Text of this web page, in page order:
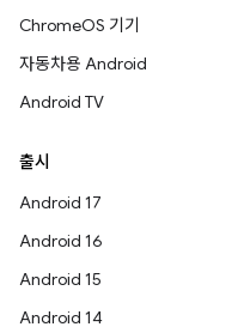
ChromeOS 기기
자동차용 Android
Android TV
출시
Android 17
Android 16
Android 15
Android 14